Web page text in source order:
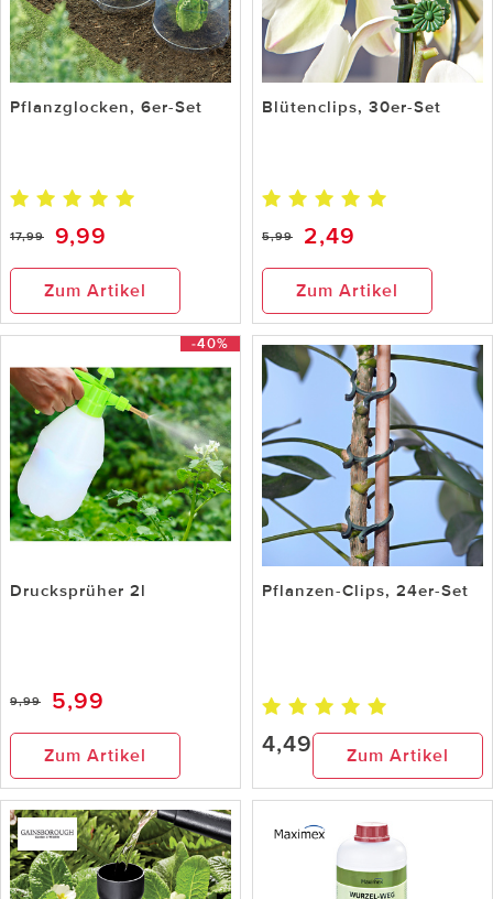
Pflanzglocken, 6er-Set
17,99 9,99
Zum Artikel
Blütenclips, 30er-Set
5,99 2,49
Zum Artikel
-40%
Drucksprüher 2l
9,99 5,99
Zum Artikel
Pflanzen-Clips, 24er-Set
4,49 Zum Artikel